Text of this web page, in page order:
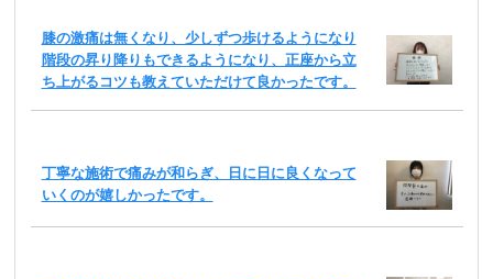
膝の激痛は無くなり、少しずつ歩けるようになり
階段の昇り降りもできるようになり、正座から立
ち上がるコツも教えていただけて良かったです。
丁寧な施術で痛みが和らぎ、日に日に良くなって
いくのが嬉しかったです。